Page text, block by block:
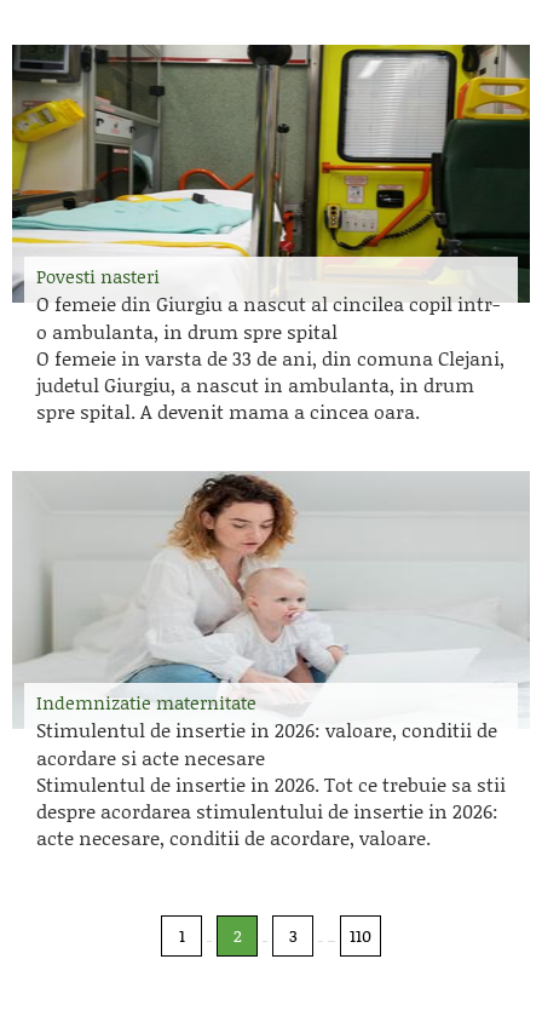
Povesti nasteri
O femeie din Giurgiu a nascut al cincilea copil intr-
o ambulanta, in drum spre spital
O femeie in varsta de 33 de ani, din comuna Clejani,
judetul Giurgiu, a nascut in ambulanta, in drum
spre spital. A devenit mama a cincea oara.
Indemnizatie maternitate
Stimulentul de insertie in 2026: valoare, conditii de
acordare si acte necesare
Stimulentul de insertie in 2026. Tot ce trebuie sa stii
despre acordarea stimulentului de insertie in 2026:
acte necesare, conditii de acordare, valoare.
1 2 3 110